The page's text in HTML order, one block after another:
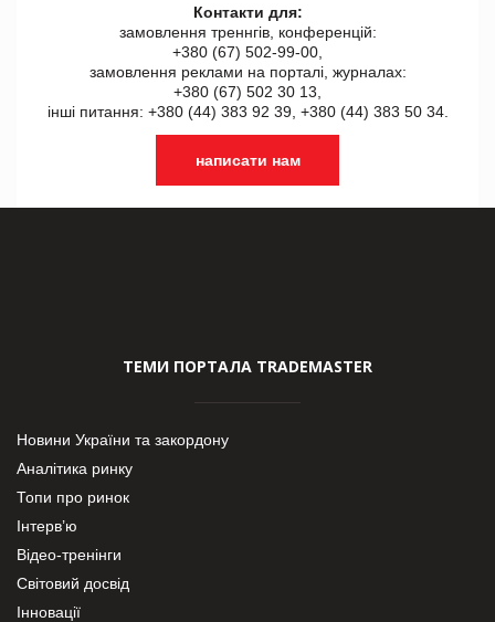
Контакти для:
замовлення треннгів, конференцій:
+380 (67) 502-99-00,
замовлення реклами на порталі, журналах:
+380 (67) 502 30 13,
інші питання: +380 (44) 383 92 39, +380 (44) 383 50 34.
написати нам
ТЕМИ ПОРТАЛА TRADEMASTER
Новини України та закордону
Аналітика ринку
Топи про ринок
Інтерв’ю
Відео-тренінги
Світовий досвід
Інновації